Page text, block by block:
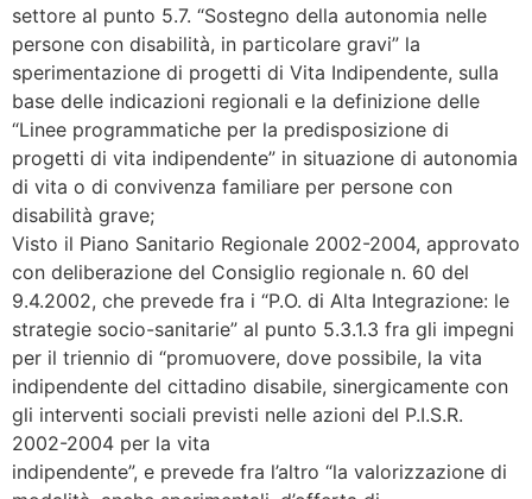
settore al punto 5.7. “Sostegno della autonomia nelle
persone con disabilità, in particolare gravi” la
sperimentazione di progetti di Vita Indipendente, sulla
base delle indicazioni regionali e la definizione delle
“Linee programmatiche per la predisposizione di
progetti di vita indipendente” in situazione di autonomia
di vita o di convivenza familiare per persone con
disabilità grave;
Visto il Piano Sanitario Regionale 2002-2004, approvato
con deliberazione del Consiglio regionale n. 60 del
9.4.2002, che prevede fra i “P.O. di Alta Integrazione: le
strategie socio-sanitarie” al punto 5.3.1.3 fra gli impegni
per il triennio di “promuovere, dove possibile, la vita
indipendente del cittadino disabile, sinergicamente con
gli interventi sociali previsti nelle azioni del P.I.S.R.
2002-2004 per la vita
indipendente”, e prevede fra l’altro “la valorizzazione di